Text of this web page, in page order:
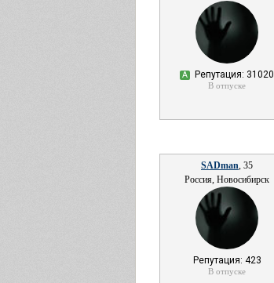
А Репутация: 31020
В отпуске
SADman, 35
Россия, Новосибирск
Репутация: 423
В отпуске